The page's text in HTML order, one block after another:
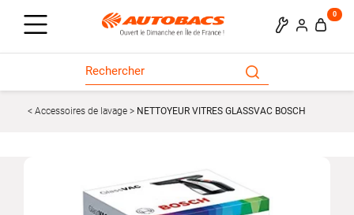
0
Accessoires de lavage NETTOYEUR VITRES GLASSVAC BOSCH